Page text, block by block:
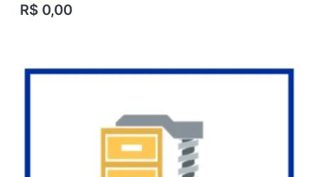
R$ 0,00